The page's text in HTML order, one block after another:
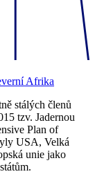
Afrika
stálých členů
tzv. Jadernou
Plan of
USA, Velká
unie jako